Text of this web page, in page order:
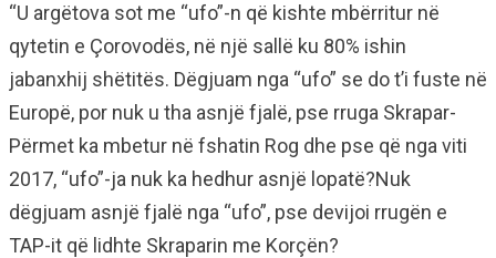
“U argëtova sot me “ufo”-n që kishte mbërritur në
qytetin e Çorovodës, në një sallë ku 80% ishin
jabanxhij shëtitës. Dëgjuam nga “ufo” se do t’i fuste në
Europë, por nuk u tha asnjë fjalë, pse rruga Skrapar-
Përmet ka mbetur në fshatin Rog dhe pse që nga viti
2017, “ufo”-ja nuk ka hedhur asnjë lopatë?Nuk
dëgjuam asnjë fjalë nga “ufo”, pse devijoi rrugën e
TAP-it që lidhte Skraparin me Korçën?